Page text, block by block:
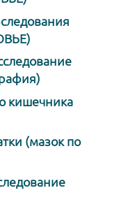
кишечника
(мазок по